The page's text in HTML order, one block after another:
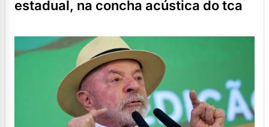
estadual, na concha acústica do tca